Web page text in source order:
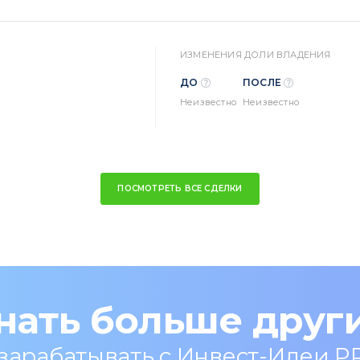
ИЗМЕНЕНИЯ ДОЛИ ВЛАДЕНИЯ
ДО
Неизвестно
ПОСЛЕ
Неизвестно
ПОСМОТРЕТЬ ВСЕ СДЕЛКИ
больше